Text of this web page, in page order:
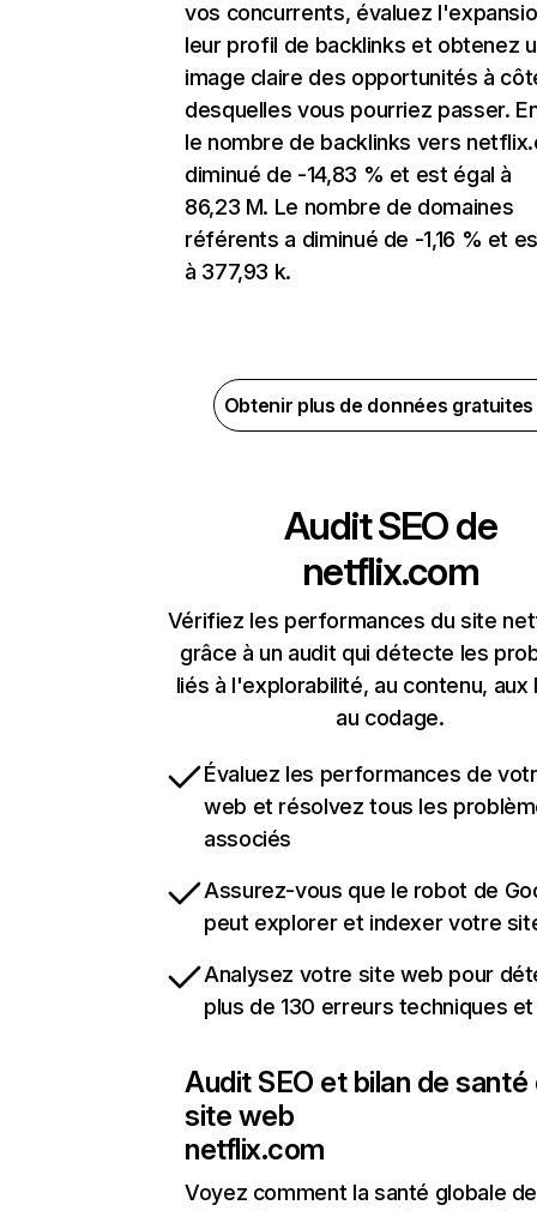
vos concurrents, évaluez
leur profil de backlinks et obtenez
image claire des opportunités à
desquelles vous pourriez passer.
le nombre de backlinks vers
diminué de -14,83 % et est égal à
86,23 M. Le nombre de domaines
référents a diminué de -1,16 % et
à 377,93 k.
Obtenir plus de données
Audit SEO de
netflix.com
Vérifiez les performances du site
grâce à un audit qui détecte les
liés à l'explorabilité, au contenu, aux
au codage.
Évaluez les performances de
web et résolvez tous les
associés
Assurez-vous que le robot de
peut explorer et indexer votre
Analysez votre site web pour
plus de 130 erreurs techniques et
Audit SEO et bilan de santé
site web
netflix.com
Voyez comment la santé globale